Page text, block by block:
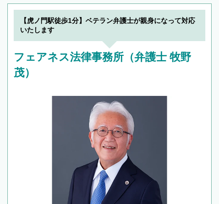
【虎ノ門駅徒歩1分】ベテラン弁護士が親身になって対応
いたします
フェアネス法律事務所（弁護士 牧野
茂）